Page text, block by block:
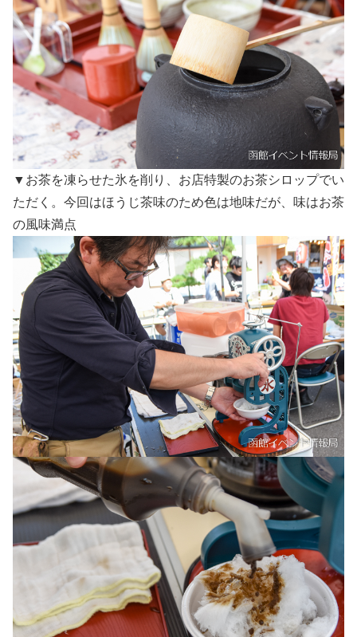
▼お茶を凍らせた氷を削り、お店特製のお茶シロップでい
ただく。今回はほうじ茶味のため色は地味だが、味はお茶
の風味満点